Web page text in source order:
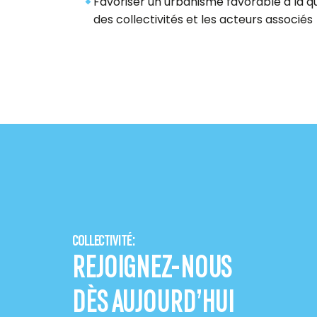
des collectivités et les acteurs associés
COLLECTIVITÉ :
REJOIGNEZ-NOUS
DÈS AUJOURD’HUI